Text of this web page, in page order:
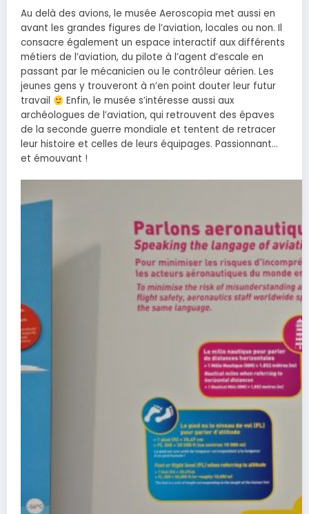
Au delà des avions, le musée Aeroscopia met aussi en
avant les grandes figures de l’aviation, locales ou non. Il
consacre également un espace interactif aux différents
métiers de l’aviation, du pilote à l’agent d’escale en
passant par le mécanicien ou le contrôleur aérien. Les
jeunes gens y trouveront à n’en point douter leur futur
travail
Enfin, le musée s’intéresse aussi aux
archéologues de l’aviation, qui retrouvent des épaves
de la seconde guerre mondiale et tentent de retracer
leur histoire et celles de leurs équipages. Passionnant…
et émouvant !